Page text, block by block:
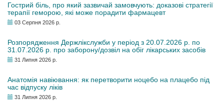
Гострий біль, про який зазвичай замовчують: доказові стратегії
терапії геморою, які може порадити фармацевт
03 Серпня 2026 р.
Розпорядження Держлікслужби у період з 20.07.2026 р. по
31.07.2026 р. про заборону/дозвіл на обіг лікарських засобів
31 Липня 2026 р.
Анатомія навіювання: як перетворити ноцебо на плацебо під
час відпуску ліків
31 Липня 2026 р.